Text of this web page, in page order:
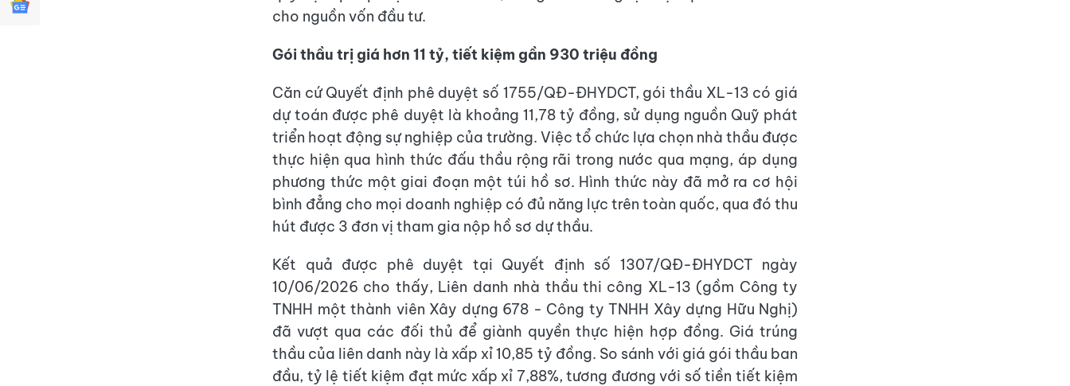
cho nguồn vốn đầu tư.
Gói thầu trị giá hơn 11 tỷ, tiết kiệm gần 930 triệu đồng
Căn cứ Quyết định phê duyệt số 1755/QĐ-ĐHYDCT, gói thầu XL-13 có giá
dự toán được phê duyệt là khoảng 11,78 tỷ đồng, sử dụng nguồn Quỹ phát
triển hoạt động sự nghiệp của trường. Việc tổ chức lựa chọn nhà thầu được
thực hiện qua hình thức đấu thầu rộng rãi trong nước qua mạng, áp dụng
phương thức một giai đoạn một túi hồ sơ. Hình thức này đã mở ra cơ hội
bình đẳng cho mọi doanh nghiệp có đủ năng lực trên toàn quốc, qua đó thu
hút được 3 đơn vị tham gia nộp hồ sơ dự thầu.
Kết quả được phê duyệt tại Quyết định số 1307/QĐ-ĐHYDCT ngày
10/06/2026 cho thấy, Liên danh nhà thầu thi công XL-13 (gồm Công ty
TNHH một thành viên Xây dựng 678 - Công ty TNHH Xây dựng Hữu Nghị)
đã vượt qua các đối thủ để giành quyền thực hiện hợp đồng. Giá trúng
thầu của liên danh này là xấp xỉ 10,85 tỷ đồng. So sánh với giá gói thầu ban
đầu, tỷ lệ tiết kiệm đạt mức xấp xỉ 7,88%, tương đương với số tiền tiết kiệm